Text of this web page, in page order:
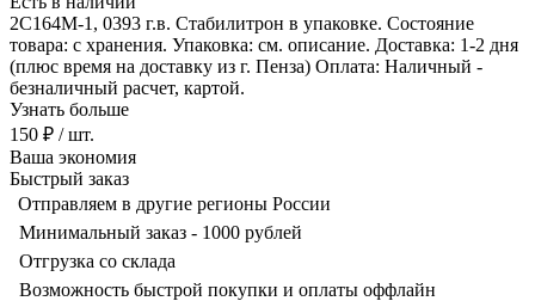
2С164М-1, 0393 г.в. Стабилитрон в упаковке. Состояние
товара: с хранения. Упаковка: см. описание. Доставка: 1-2 дня
(плюс время на доставку из г. Пенза) Оплата: Наличный -
безналичный расчет, картой.
Узнать больше
150 ₽ / шт.
Ваша экономия
Быстрый заказ
Отправляем в другие регионы России
Минимальный заказ - 1000 рублей
Отгрузка со склада
Возможность быстрой покупки и оплаты оффлайн